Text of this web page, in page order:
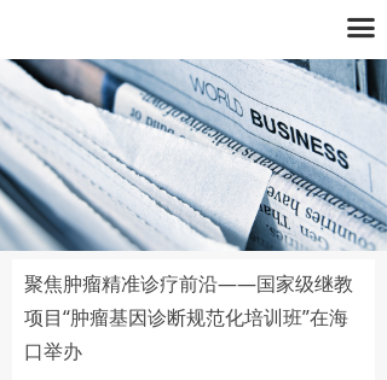
끀
聚焦肿瘤精准诊疗前沿——国家级继教
项目“肿瘤基因诊断规范化培训班”在海
口举办